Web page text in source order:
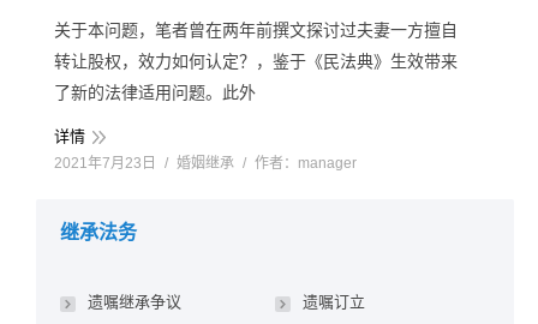
关于本问题，笔者曾在两年前撰文探讨过夫妻一方擅自
转让股权，效力如何认定？，鉴于《民法典》生效带来
了新的法律适用问题。此外
详情
2021年7月23日 婚姻继承 作者： manager
继承法务
遗嘱继承争议 遗嘱订立